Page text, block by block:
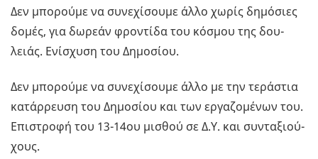
Δεν µπο­ρού­µε να συ­νε­χί­σου­µε άλλο χωρίς δη­µό­σιες
δοµές, για δω­ρε­άν φρο­ντί­δα του κό­σµου της δου­
λειάς. Ενί­σχυ­ση του Δη­µο­σί­ου.
Δεν µπο­ρού­µε να συ­νε­χί­σου­µε άλλο µε την τε­ρά­στια
κα­τάρ­ρευ­ση του Δη­µο­σί­ου και των ερ­γα­ζο­µέ­νων του.
Επι­στρο­φή του 13-14ου µι­σθού σε Δ.Υ. και συ­ντα­ξιού­
χους.